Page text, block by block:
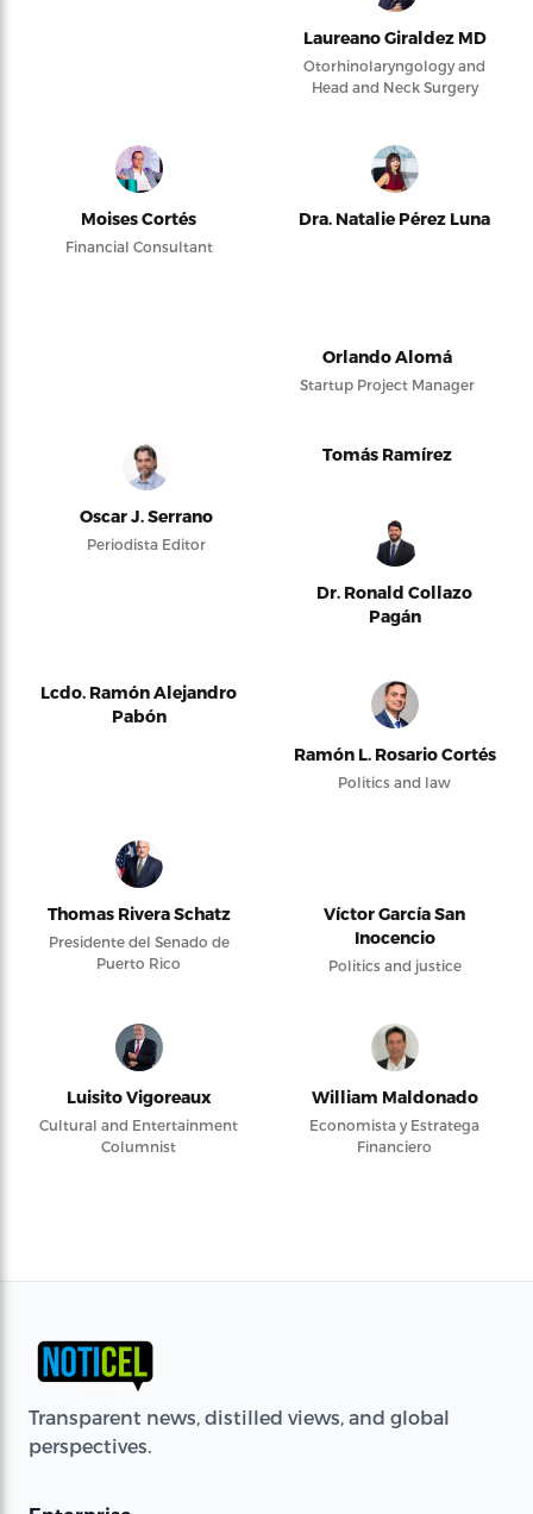
Laureano Giraldez MD
Otorhinolaryngology and
Head and Neck Surgery
Moises Cortés
Financial Consultant
Dra. Natalie Pérez Luna
Orlando Alomá
Startup Project Manager
Oscar J. Serrano
Periodista Editor
Tomás Ramírez
Dr. Ronald Collazo
Pagán
Lcdo. Ramón Alejandro
Pabón
Ramón L. Rosario Cortés
Politics and law
Thomas Rivera Schatz
Presidente del Senado de
Puerto Rico
Víctor García San
Inocencio
Politics and justice
Luisito Vigoreaux
Cultural and Entertainment
Columnist
William Maldonado
Economista y Estratega
Financiero
Transparent news, distilled views, and global
perspectives.